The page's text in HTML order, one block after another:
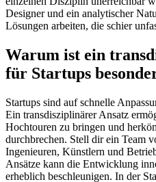
Designer und ein analytischer
Lösungen arbeiten, die schier
Warum ist ein
für Startups
Startups sind auf schnelle
Ein transdisziplinärer Ansatz
Hochtouren zu bringen und
durchbrechen. Stell dir ein Team
Ingenieuren, Künstlern und
Ansätze kann die Entwicklung
erheblich beschleunigen. In der